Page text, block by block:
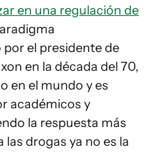
en una regulación de
el presidente de
en la década del 70,
en el mundo y es
académicos y
la respuesta más
drogas ya no es la